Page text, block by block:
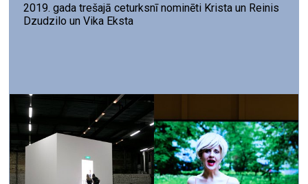
2019. gada trešajā ceturksnī nominēti Krista un Reinis
Dzudzilo un Vika Eksta